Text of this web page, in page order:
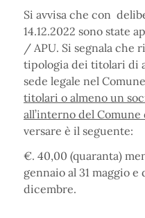
Si avvisa che con
14.12.2022 sono state
/ APU. Si segnala che
tipologia dei titolari di
sede legale nel
titolari o almeno un
all’interno del
versare è il seguente:
€. 40,00 (quaranta)
gennaio al 31 maggio e
dicembre.